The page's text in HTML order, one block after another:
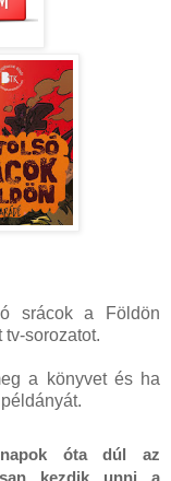
srácok a Földön
sorozatot.
a könyvet és ha
óta dúl az